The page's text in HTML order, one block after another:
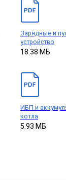
Зарядные и
устройство
18.38 МБ
ИБП и
котла
5.93 МБ